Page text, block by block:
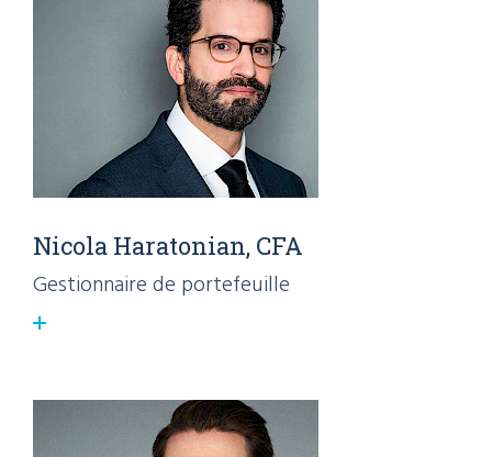
Nicola Haratonian, CFA
Gestionnaire de portefeuille